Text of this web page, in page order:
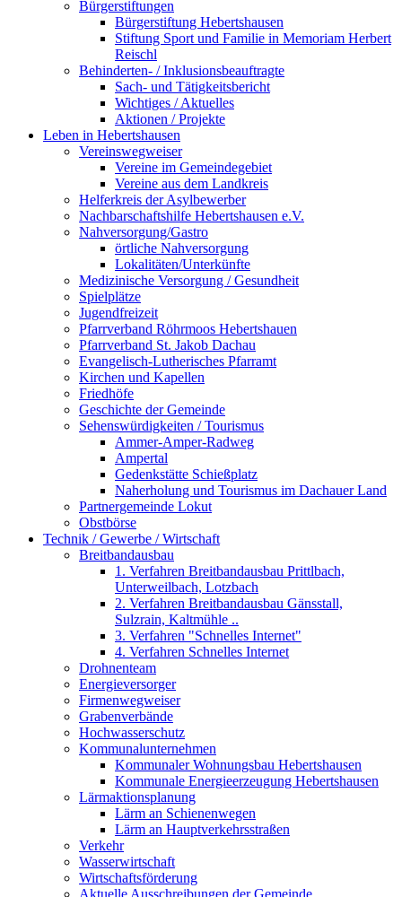
Bürgerstiftungen
Bürgerstiftung Hebertshausen
Stiftung Sport und Familie in Memoriam Herbert
Reischl
Behinderten- / Inklusionsbeauftragte
Sach- und Tätigkeitsbericht
Wichtiges / Aktuelles
Aktionen / Projekte
Leben in Hebertshausen
Vereinswegweiser
Vereine im Gemeindegebiet
Vereine aus dem Landkreis
Helferkreis der Asylbewerber
Nachbarschaftshilfe Hebertshausen e.V.
Nahversorgung/Gastro
örtliche Nahversorgung
Lokalitäten/Unterkünfte
Medizinische Versorgung / Gesundheit
Spielplätze
Jugendfreizeit
Pfarrverband Röhrmoos Hebertshauen
Pfarrverband St. Jakob Dachau
Evangelisch-Lutherisches Pfarramt
Kirchen und Kapellen
Friedhöfe
Geschichte der Gemeinde
Sehenswürdigkeiten / Tourismus
Ammer-Amper-Radweg
Ampertal
Gedenkstätte Schießplatz
Naherholung und Tourismus im Dachauer Land
Partnergemeinde Lokut
Obstbörse
Technik / Gewerbe / Wirtschaft
Breitbandausbau
1. Verfahren Breitbandausbau Prittlbach,
Unterweilbach, Lotzbach
2. Verfahren Breitbandausbau Gänsstall,
Sulzrain, Kaltmühle ..
3. Verfahren "Schnelles Internet"
4. Verfahren Schnelles Internet
Drohnenteam
Energieversorger
Firmenwegweiser
Grabenverbände
Hochwasserschutz
Kommunalunternehmen
Kommunaler Wohnungsbau Hebertshausen
Kommunale Energieerzeugung Hebertshausen
Lärmaktionsplanung
Lärm an Schienenwegen
Lärm an Hauptverkehrsstraßen
Verkehr
Wasserwirtschaft
Wirtschaftsförderung
Aktuelle Ausschreibungen der Gemeinde